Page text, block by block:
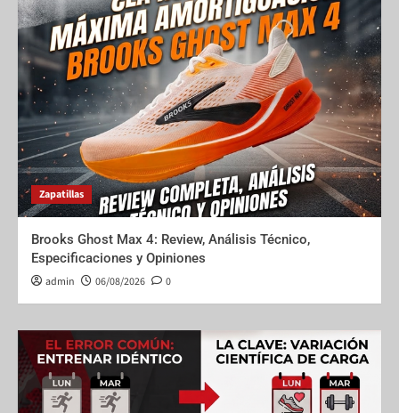
Zapatillas
Brooks Ghost Max 4: Review, Análisis Técnico,
Especificaciones y Opiniones
admin 06/08/2026 0